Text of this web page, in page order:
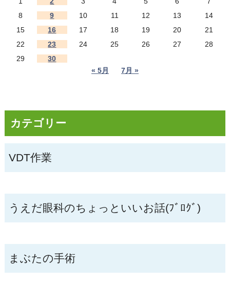
8
9 10 11 12 13
14
15
16 17 18 19 20
21
22
23 24 25 26 27
28
29
30
« 5月
7月 »
カテゴリー
VDT作業
うえだ眼科のちょっといいお話(ﾌﾞﾛｸﾞ)
まぶたの手術